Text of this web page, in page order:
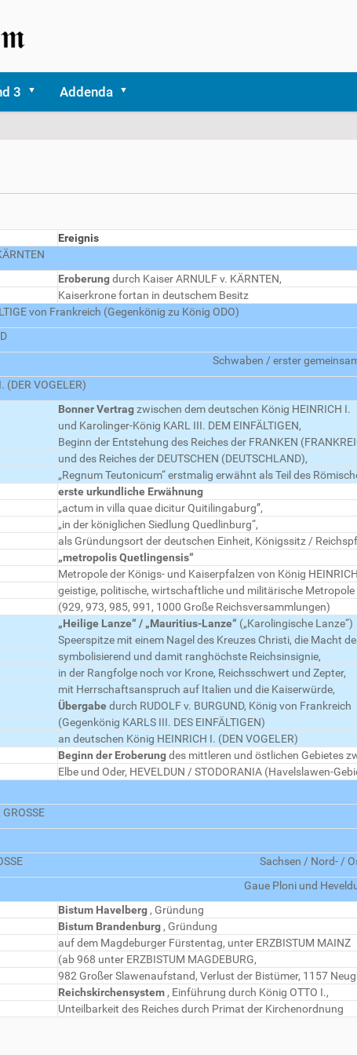
3 Addenda
Ereignis
Eroberungdurch Kaiser ARNULF v. KÄRNTEN,
Kaiserkrone fortan in deutschem Besitz
von Frankreich (Gegenkönig zu König ODO)
Schwaben / erster
(DER VOGELER)
Bonner Vertragzwischen dem deutschen König HEINRICH I.
und Karolinger-König KARL III. DEM EINFÄLTIGEN,
Beginn der Entstehung des Reiches der FRANKEN
und des Reiches der DEUTSCHEN (DEUTSCHLAND),
„Regnum Teutonicum“ erstmalig erwähnt als Teil des
erste urkundliche Erwähnung
„actum in villa quae dicitur Quitilingaburg”,
„in der königlichen Siedlung Quedlinburg“,
als Gründungsort der deutschen Einheit, Königssitz /
„metropolis Quetlingensis“
Metropole der Königs- und Kaiserpfalzen von König
geistige, politische, wirtschaftliche und militärische Metropole
(929, 973, 985, 991, 1000 Große Reichsversammlungen)
„Heilige Lanze“ / „Mauritius-Lanze“ („Karolingische Lanze“)
Speerspitze mit einem Nagel des Kreuzes Christi, die Macht
symbolisierend und damit ranghöchste Reichsinsignie,
in der Rangfolge noch vor Krone, Reichsschwert und Zepter,
mit Herrschaftsanspruch auf Italien und die Kaiserwürde,
Übergabedurch RUDOLF v. BURGUND, König von Frankreich
(Gegenkönig KARLS III. DES EINFÄLTIGEN)
an deutschen König HEINRICH I. (DEN VOGELER)
Beginn der Eroberungdes mittleren und östlichen Gebietes
Elbe und Oder, HEVELDUN / STODORANIA (Havelslawen-
Sachsen / Nord- /
Gaue Ploni und
Bistum Havelberg , Gründung
Bistum Brandenburg , Gründung
auf dem Magdeburger Fürstentag, unter ERZBISTUM MAINZ
(ab 968 unter ERZBISTUM MAGDEBURG,
982 Großer Slawenaufstand, Verlust der Bistümer, 1157
Reichskirchensystem , Einführung durch König OTTO I.,
Unteilbarkeit des Reiches durch Primat der Kirchenordnung